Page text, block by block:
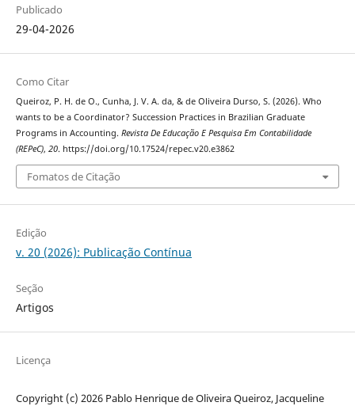
Publicado
29-04-2026
Como Citar
Queiroz, P. H. de O., Cunha, J. V. A. da, & de Oliveira Durso, S. (2026). Who
wants to be a Coordinator? Succession Practices in Brazilian Graduate
Programs in Accounting. Revista De Educação E Pesquisa Em Contabilidade
(REPeC), 20. https://doi.org/10.17524/repec.v20.e3862
Fomatos de Citação
Edição
v. 20 (2026): Publicação Contínua
Seção
Artigos
Licença
Copyright (c) 2026 Pablo Henrique de Oliveira Queiroz, Jacqueline